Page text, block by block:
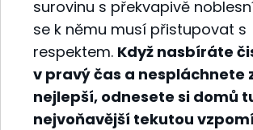
surovinu s překvapivě
se k němu musí přistupovat s
respektem. Když nasbíráte
v pravý čas a nespláchnete
nejlepší, odnesete si domů
nejvoňavější tekutou